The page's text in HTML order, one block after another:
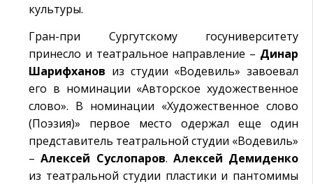
культуры.
Гран-при Сургутскому госуниверситету
принесло и театральное направление – Динар
Шарифханов из студии «Водевиль» завоевал
его в номинации «Авторское художественное
слово». В номинации «Художественное слово
(Поэзия)» первое место одержал еще один
представитель театральной студии «Водевиль»
–Алексей Суслопаров. Алексей Демиденко
из театральной студии пластики и пантомимы